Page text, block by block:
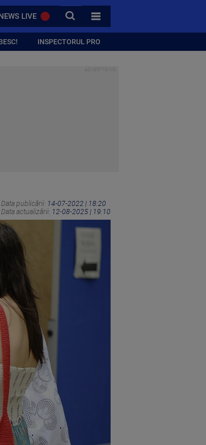
LIVE CAUTA
TOATE CATEGORIILE
INSPECTORUL PRO
Data publicării: 14-07-2022 | 18:20
Data actualizării: 12-08-2025 | 19:10